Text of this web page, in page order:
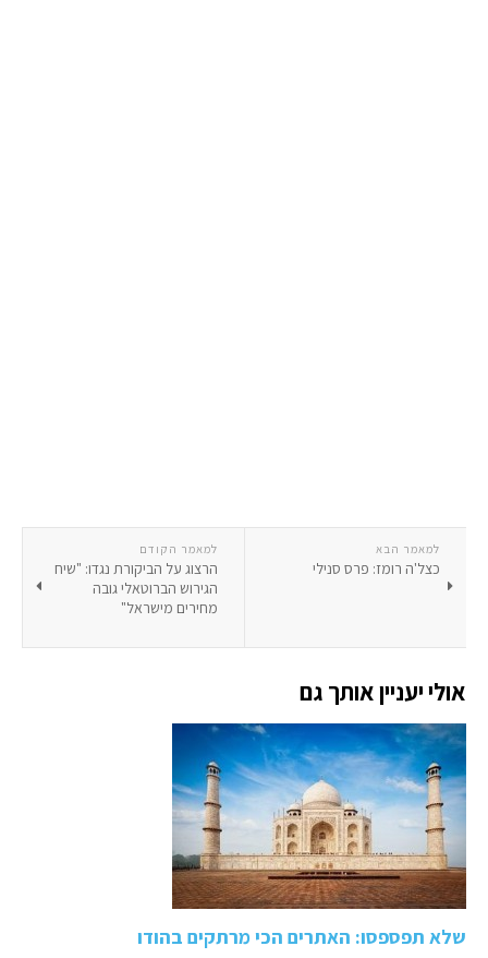
למאמר הקודם
הרצוג על הביקורת נגדו: "שיח
הגירוש הברוטאלי גובה
מחירים מישראל"
למאמר הבא
כצל'ה רומז: פרס סנילי
אולי יעניין אותך גם
שלא תפספסו: האתרים הכי מרתקים בהודו